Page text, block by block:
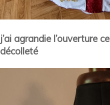
j’ai agrandie l’ouverture
décolleté